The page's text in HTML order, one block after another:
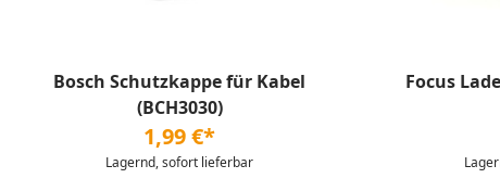
Bosch Schutzkappe für Kabel
(BCH3030)
1,99 €*
Lagernd, sofort lieferbar
Focus